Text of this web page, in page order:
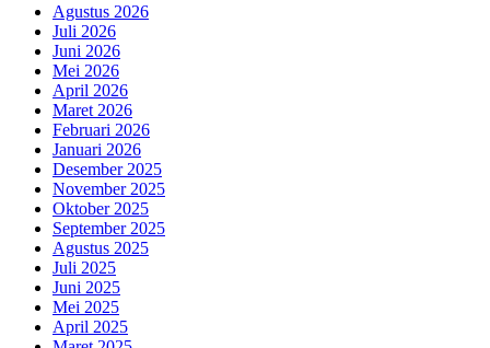
Agustus 2026
Juli 2026
Juni 2026
Mei 2026
April 2026
Maret 2026
Februari 2026
Januari 2026
Desember 2025
November 2025
Oktober 2025
September 2025
Agustus 2025
Juli 2025
Juni 2025
Mei 2025
April 2025